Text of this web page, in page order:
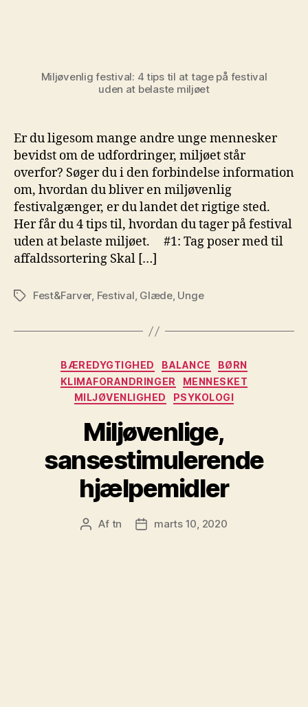
Miljøvenlig festival: 4 tips til at tage på festival
uden at belaste miljøet
Er du ligesom mange andre unge mennesker
bevidst om de udfordringer, miljøet står
overfor? Søger du i den forbindelse information
om, hvordan du bliver en miljøvenlig
festivalgænger, er du landet det rigtige sted.
Her får du 4 tips til, hvordan du tager på festival
uden at belaste miljøet. #1: Tag poser med til
affaldssortering Skal […]
TagsFest&Farver, Festival, Glæde, Unge
Kategorier
BÆREDYGTIGHED BALANCE
BØRN
KLIMAFORANDRINGER
MENNESKET
MILJØVENLIGHED
PSYKOLOGI
Miljøvenlige,
sansestimulerende
hjælpemidler
Indlægsforfatter
Af tn Indlægsdato
marts 10, 2020